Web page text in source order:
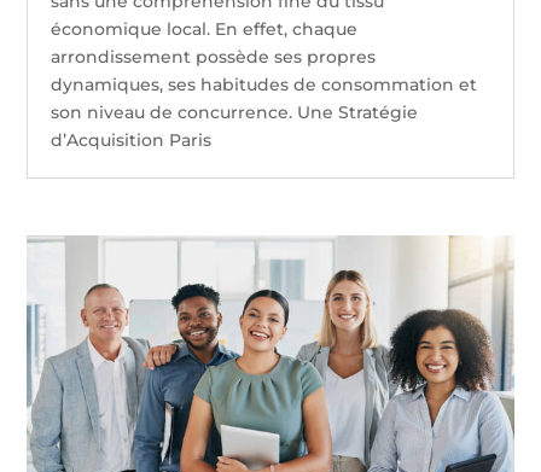
économique local. En effet, chaque
arrondissement possède ses propres
dynamiques, ses habitudes de consommation et
son niveau de concurrence. Une Stratégie
d’Acquisition Paris